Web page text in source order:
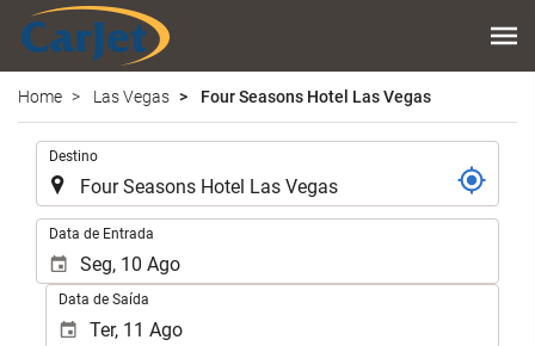
Home Las Vegas Four Seasons Hotel Las Vegas
Destino
Data de Entrada
Data de Saída